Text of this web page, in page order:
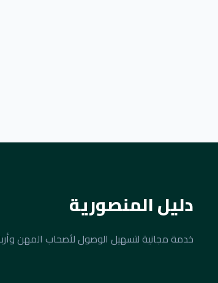
دليل المنصورية
خدمة مجانية لتسهيل الوصول لأصحاب المهن